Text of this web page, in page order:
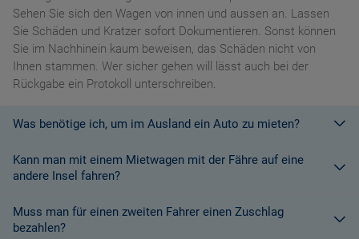
Sehen Sie sich den Wagen von innen und aussen an. Lassen
Sie Schäden und Kratzer sofort Dokumentieren. Sonst können
Sie im Nachhinein kaum beweisen, das Schäden nicht von
Ihnen stammen. Wer sicher gehen will lässt auch bei der
Rückgabe ein Protokoll unterschreiben.
Was benötige ich, um im Ausland ein Auto zu mieten?
Mit einem europäischen Führerschein ist es kein Problem ein
Fahrzeug zu mieten. In Europa und bei den meisten
Kann man mit einem Mietwagen mit der Fähre auf eine
andere Insel fahren?
Die meisten Fahrzeugvermieter erlauben aus Gründen des
Versicherungsschutzes an Bord eines Schiffes nicht, dass ihre
Muss man für einen zweiten Fahrer einen Zuschlag
bezahlen?